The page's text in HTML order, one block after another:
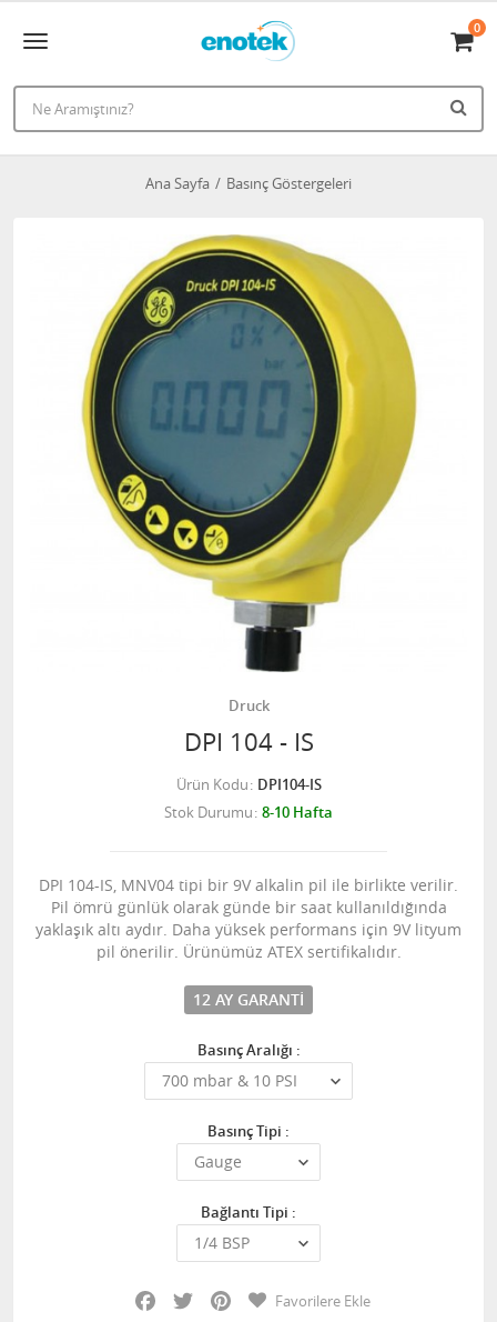
0
Ana Sayfa Basınç Göstergeleri
Druck
DPI 104 - IS
Ürün Kodu DPI104-IS
Stok Durumu 8-10 Hafta
DPI 104-IS, MNV04 tipi bir 9V alkalin pil ile birlikte verilir.
Pil ömrü günlük olarak günde bir saat kullanıldığında
yaklaşık altı aydır. Daha yüksek performans için 9V lityum
pil önerilir. Ürünümüz ATEX sertifikalıdır.
12 AY GARANTI
Basınç Aralığı :
Basınç Tipi :
Bağlantı Tipi :
Facebook
Twitter PinterestFavorilere Ekle